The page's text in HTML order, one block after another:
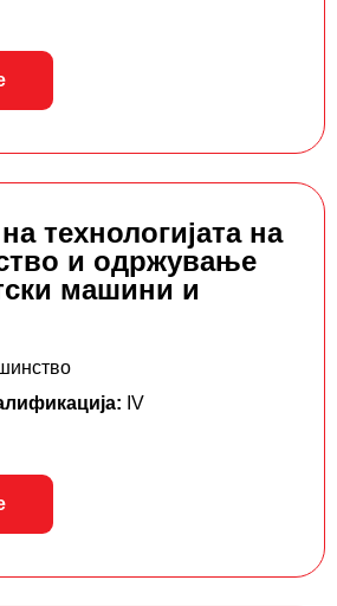
технологијата на
и одржување
машини и
IV